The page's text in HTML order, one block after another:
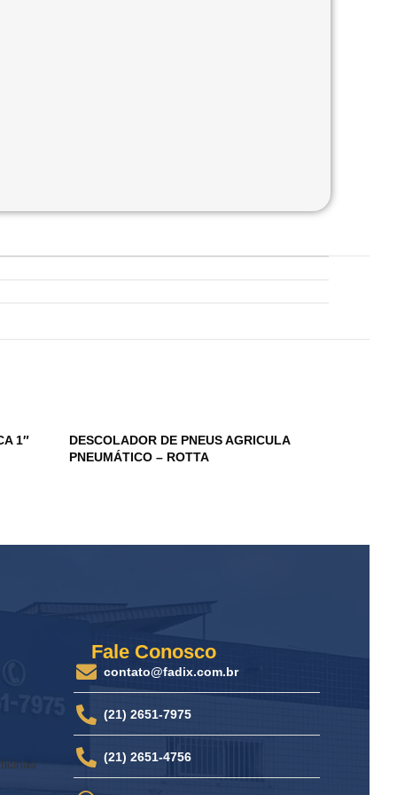
1″
DESCOLADOR DE PNEUS AGRICULA
PNEUMÁTICO – ROTTA
Fale Conosco
contato@fadix.com.br
(21) 2651-7975
(21) 2651-4756